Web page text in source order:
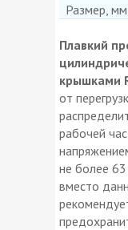
Размер, мм
Плавкий
крышками
от
рабочей
не более
вместо